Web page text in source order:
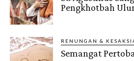
Pengkhotbah
RENUNGAN &
Semangat